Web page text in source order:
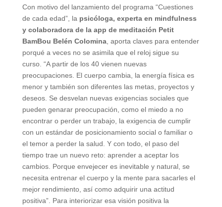
Con motivo del lanzamiento del programa “Cuestiones
de cada edad”, la psicóloga, experta en mindfulness
y colaboradora de la app de meditación Petit
BamBou Belén Colomina, aporta claves para entender
porqué a veces no se asimila que el reloj sigue su
curso. “A partir de los 40 vienen nuevas
preocupaciones. El cuerpo cambia, la energía física es
menor y también son diferentes las metas, proyectos y
deseos. Se desvelan nuevas exigencias sociales que
pueden genarar preocupación, como el miedo a no
encontrar o perder un trabajo, la exigencia de cumplir
con un estándar de posicionamiento social o familiar o
el temor a perder la salud. Y con todo, el paso del
tiempo trae un nuevo reto: aprender a aceptar los
cambios. Porque envejecer es inevitable y natural, se
necesita entrenar el cuerpo y la mente para sacarles el
mejor rendimiento, así como adquirir una actitud
positiva”. Para interiorizar esa visión positiva la